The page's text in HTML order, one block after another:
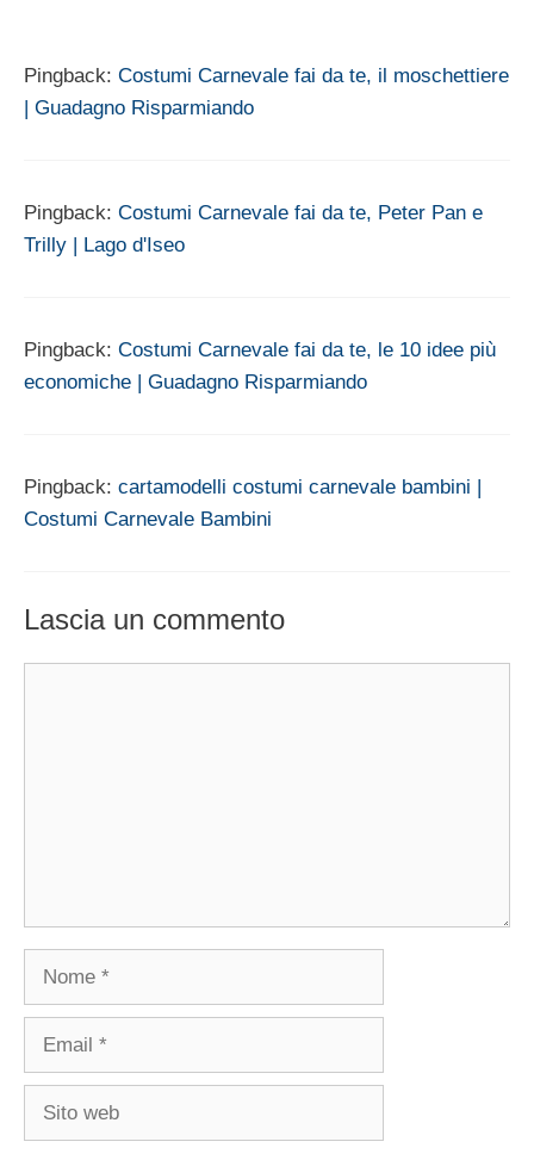
Pingback: Costumi Carnevale fai da te, il moschettiere
| Guadagno Risparmiando
Pingback: Costumi Carnevale fai da te, Peter Pan e
Trilly | Lago d'Iseo
Pingback: Costumi Carnevale fai da te, le 10 idee più
economiche | Guadagno Risparmiando
Pingback: cartamodelli costumi carnevale bambini |
Costumi Carnevale Bambini
Lascia un commento
Nome
Email
Sito